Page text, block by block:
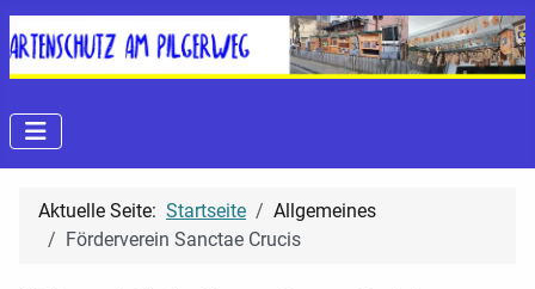
Aktuelle Seite: Startseite
Allgemeines
Förderverein Sanctae Crucis